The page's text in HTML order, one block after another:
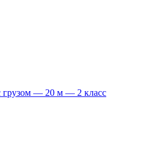
грузом — 20 м — 2 класс